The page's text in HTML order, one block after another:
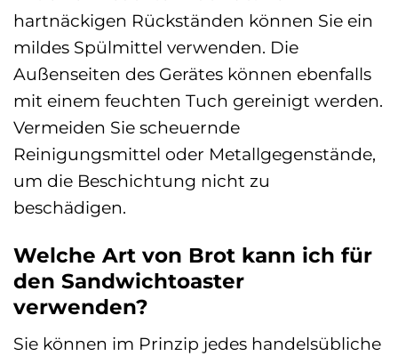
hartnäckigen Rückständen können Sie ein
mildes Spülmittel verwenden. Die
Außenseiten des Gerätes können ebenfalls
mit einem feuchten Tuch gereinigt werden.
Vermeiden Sie scheuernde
Reinigungsmittel oder Metallgegenstände,
um die Beschichtung nicht zu
beschädigen.
Welche Art von Brot kann ich für
den Sandwichtoaster
verwenden?
Sie können im Prinzip jedes handelsübliche